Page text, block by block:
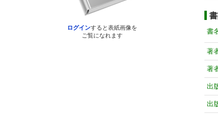
ログインすると表紙画像を
ご覧になれます
書
著
著
出
出